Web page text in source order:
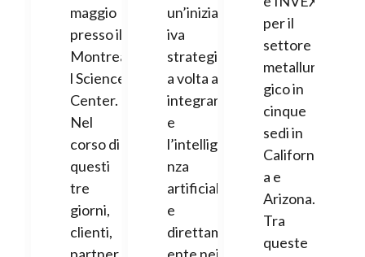
maggio
presso il
Montrea
l Science
Center.
Nel
corso di
questi
tre
giorni,
clienti,
un’iniziat
iva
strategic
a volta a
integrar
e
l’intellige
nza
artificial
e
direttam
per il
settore
metallur
gico in
cinque
sedi in
Californi
a e
Arizona.
Tra
queste